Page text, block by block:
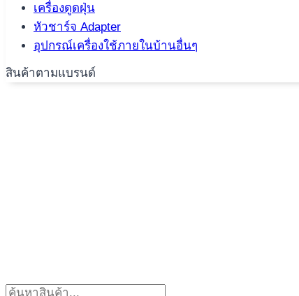
เครื่องดูดฝุ่น
หัวชาร์จ Adapter
อุปกรณ์เครื่องใช้ภายในบ้านอื่นๆ
สินค้าตามแบรนด์